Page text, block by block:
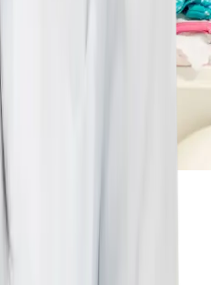
universidades europeas